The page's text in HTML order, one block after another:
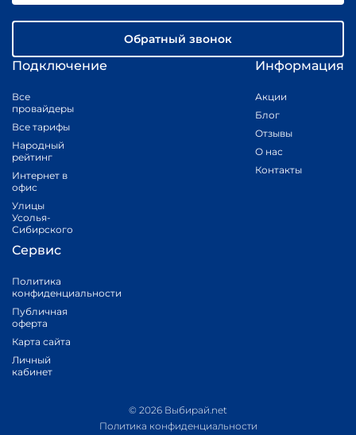
Подключение
Все
провайдеры
Все тарифы
Народный
рейтинг
Интернет в
офис
Улицы
Усолья-
Сибирского
Информация
Акции
Блог
Отзывы
О нас
Контакты
Сервис
Политика
конфиденциальности
Публичная
оферта
Карта сайта
Личный
кабинет
Обратный звонок
© 2026 Выбирай.net
Политика конфиденциальности